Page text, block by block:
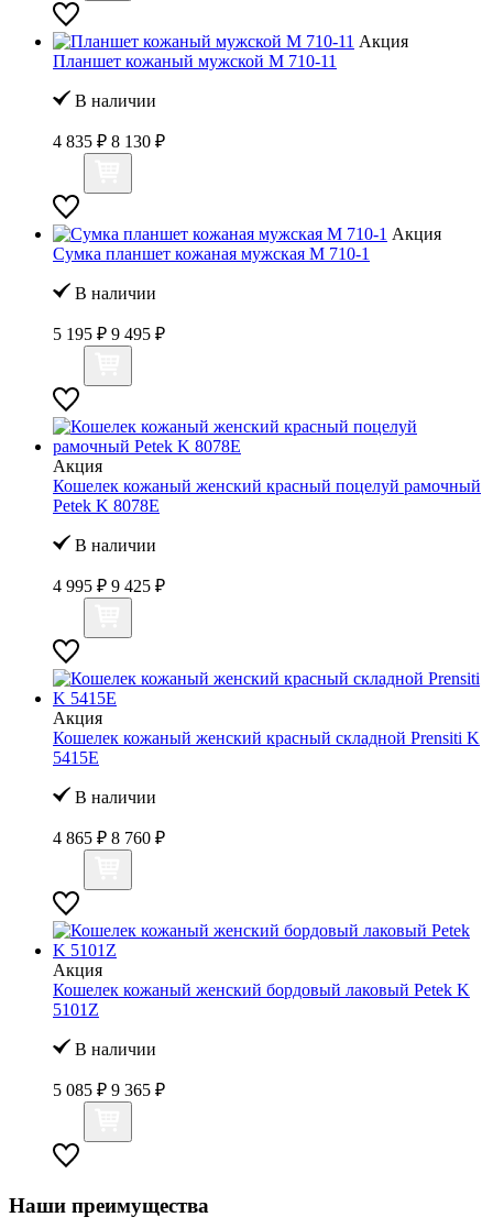
Акция
Планшет кожаный мужской M 710-11
В наличии
4 835 ₽ 8 130 ₽
Акция
Сумка планшет кожаная мужская M 710-1
В наличии
5 195 ₽ 9 495 ₽
Акция
Кошелек кожаный женский красный поцелуй рамочный
Petek K 8078Е
В наличии
4 995 ₽ 9 425 ₽
Акция
Кошелек кожаный женский красный складной Prensiti K
5415Е
В наличии
4 865 ₽ 8 760 ₽
Акция
Кошелек кожаный женский бордовый лаковый Petek K
5101Z
В наличии
5 085 ₽ 9 365 ₽
Наши преимущества